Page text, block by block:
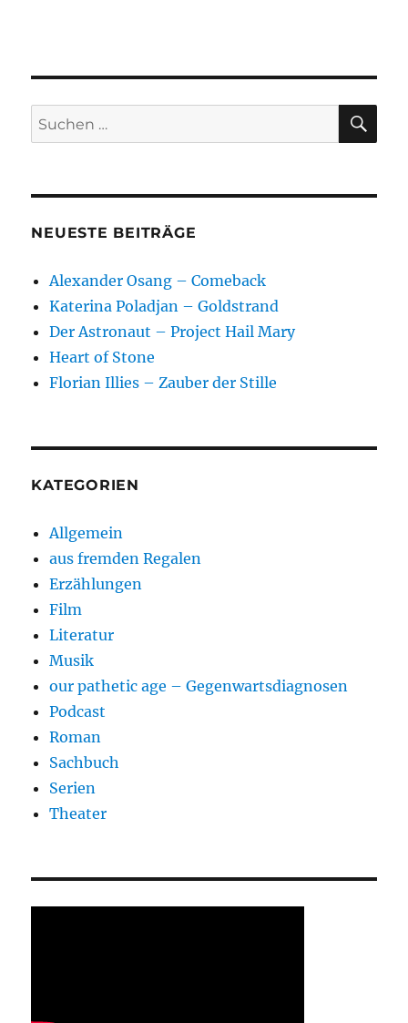
Suchen
nach:
NEUESTE BEITRÄGE
Alexander Osang – Comeback
Katerina Poladjan – Goldstrand
Der Astronaut – Project Hail Mary
Heart of Stone
Florian Illies – Zauber der Stille
KATEGORIEN
Allgemein
aus fremden Regalen
Erzählungen
Film
Literatur
Musik
our pathetic age – Gegenwartsdiagnosen
Podcast
Roman
Sachbuch
Serien
Theater